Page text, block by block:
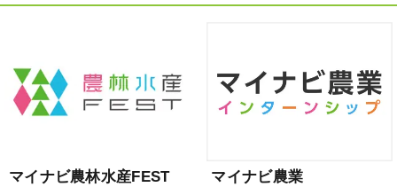
マイナビ農林水産FEST
マイナビ農業